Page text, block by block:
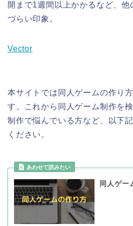
開まで1週間以上かかるなど、
づらい印象。
Vector
本サイトでは同人ゲームの作り
す。これから同人ゲーム制作を
制作で悩んでいる方など、以下
ください。
同人ゲー